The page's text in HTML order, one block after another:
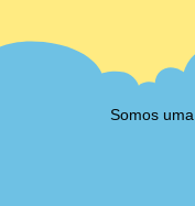
Somos